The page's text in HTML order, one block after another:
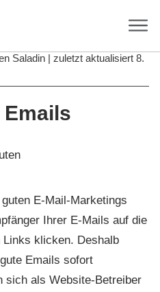
Saladin | zuletzt aktualisiert 8.
E-Mail-Marketings
Ihrer E-Mails auf die
Links klicken. Deshalb
Emails sofort
sich als Website-Betreiber